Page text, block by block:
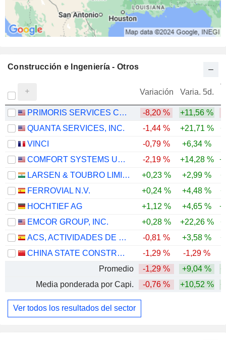
Construcción e Ingeniería - Otros
Variación Varia. 5d.
PRIMORIS SERVICES CORPORATION -8,20 % +11,56 %
QUANTA SERVICES, INC.
-1,44 % +21,71 %
VINCI
-0,79 % +6,34 %
COMFORT SYSTEMS USA, INC.
-2,19 % +14,28 %
LARSEN & TOUBRO LIMITED
+0,23 % +2,99 %
FERROVIAL N.V.
+0,24 % +4,48 %
HOCHTIEF AG
+1,12 % +4,65 %
EMCOR GROUP, INC.
+0,28 % +22,26 %
ACS, ACTIVIDADES DE CONSTRUCCIÓN Y SERVICIOS, S.A.
-0,81 % +3,58 %
CHINA STATE CONSTRUCTION ENGINEERING CORPORATION LIMITED
-1,29 % -1,29 %
Promedio
-1,29 % +9,04 %
Media ponderada por Capi.
-0,76 % +10,52 %
Ver todos los resultados del sector